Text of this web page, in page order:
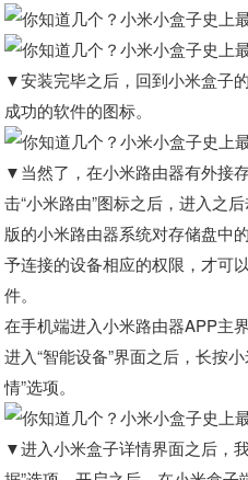
▼安装完毕之后，回到小米盒子
成功的软件的图标。
▼当然了，在小米路由器有外接
击“小米路由”图标之后，进入之
版的小米路由器系统对存储盘中
予连接的设备相应的权限，才可
件。
在手机端进入小米路由器APP主
进入“智能设备”界面之后，长按
情”选项。
▼进入小米盒子详情界面之后，